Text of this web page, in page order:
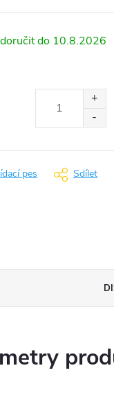
10.8.2026
pes Sdílet